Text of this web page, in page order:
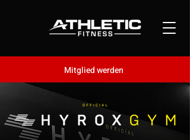
Mitglied werden